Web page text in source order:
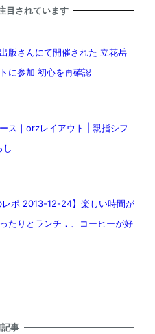
目されています
版さんにて開催された 立花岳
に参加 初心を再確認
ス｜orzレイアウト | 親指シフ
し
レポ 2013-12-24】楽しい時間が
たりとランチ．、コーヒーが好
事